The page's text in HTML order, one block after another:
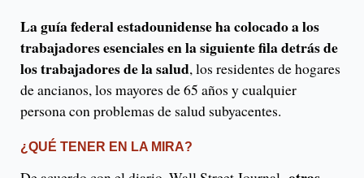
La guía federal estadounidense ha colocado a los
trabajadores esenciales en la siguiente fila detrás de
los trabajadores de la salud, los residentes de hogares
de ancianos, los mayores de 65 años y cualquier
persona con problemas de salud subyacentes.
¿QUÉ TENER EN LA MIRA?